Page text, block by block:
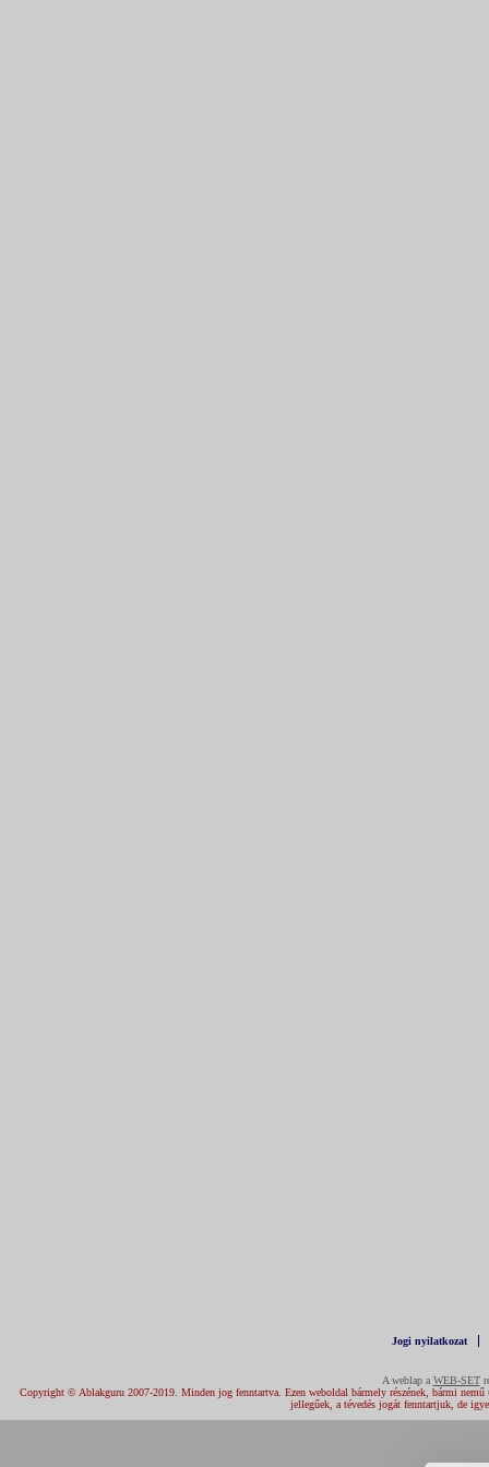
Jogi nyilatkozat
A weblap a WEB-SET
Copyright © Ablakguru 2007-2019. Minden jog fenntartva. Ezen weboldal bármely részének, bármi nemű
jellegűek, a tévedés jogát fenntartjuk, de